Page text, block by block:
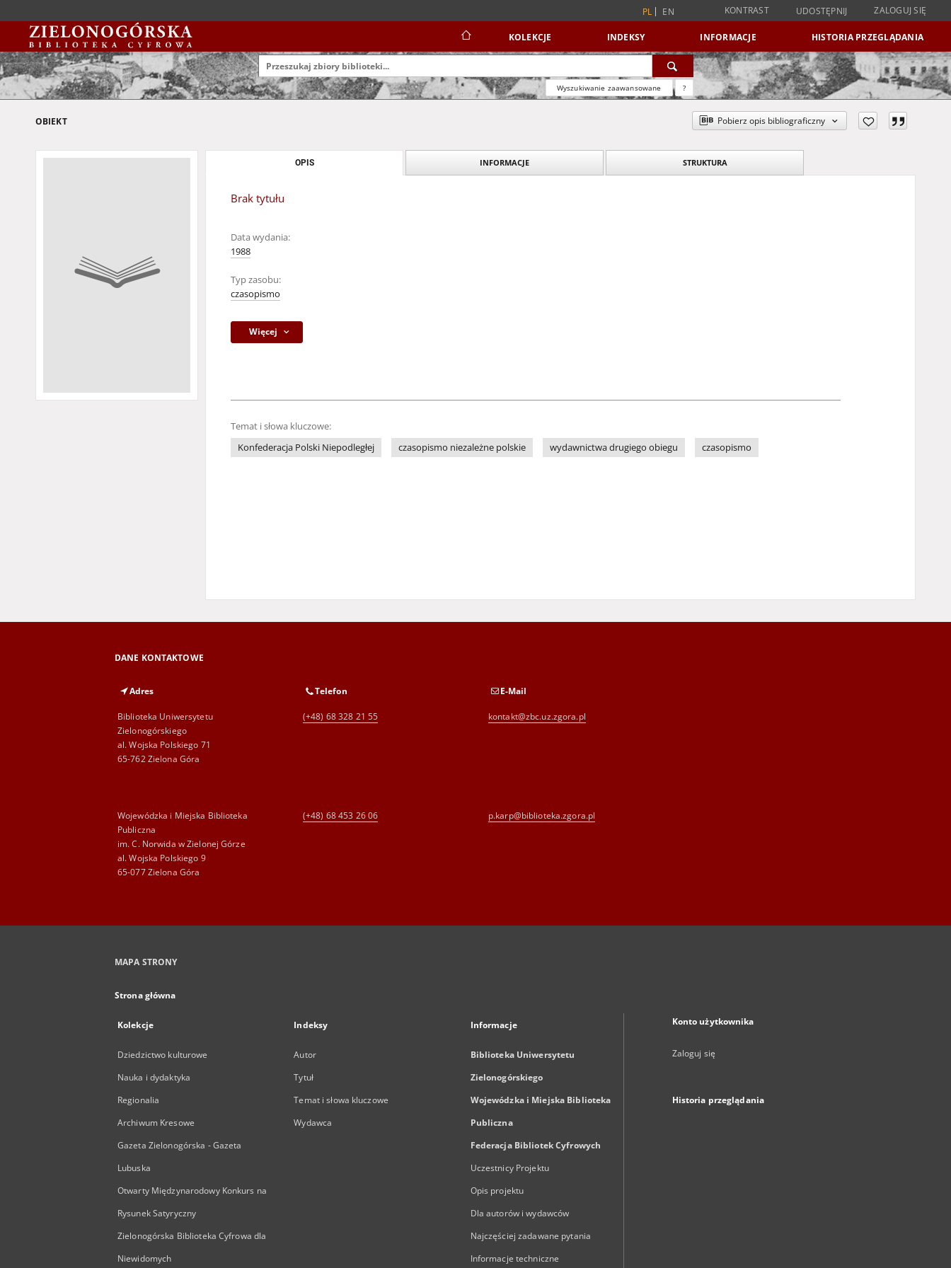
PL EN KONTRAST UDOSTĘPNIJ ZALOGUJ SIĘ
KOLEKCJE INDEKSY INFORMACJE HISTORIA PRZEGLĄDANIA
Wyszukiwanie zaawansowane ?
OBIEKT Pobierz opis bibliograficzny
OPIS INFORMACJE STRUKTURA
Brak tytułu
Data wydania:
1988
Typ zasobu:
czasopismo
Więcej
Temat i słowa kluczowe:
Konfederacja Polski Niepodległej
czasopismo niezależne polskie wydawnictwa drugiego obiegu czasopismo
DANE KONTAKTOWE
Adres
Biblioteka Uniwersytetu
Zielonogórskiego
al. Wojska Polskiego 71
65-762 Zielona Góra
Telefon
(+48) 68 328 21 55
E-Mail
kontakt@zbc.uz.zgora.pl
Wojewódzka i Miejska Biblioteka
Publiczna
im. C. Norwida w Zielonej Górze
al. Wojska Polskiego 9
65-077 Zielona Góra
(+48) 68 453 26 06 p.karp@biblioteka.zgora.pl
MAPA STRONY
Strona główna
Kolekcje
Dziedzictwo kulturowe
Nauka i dydaktyka
Regionalia
Archiwum Kresowe
Gazeta Zielonogórska - Gazeta
Lubuska
Otwarty Międzynarodowy Konkurs na
Rysunek Satyryczny
Zielonogórska Biblioteka Cyfrowa dla
Niewidomych
Indeksy
Autor
Tytuł
Temat i słowa kluczowe
Wydawca
Informacje
Biblioteka Uniwersytetu
Zielonogórskiego
Wojewódzka i Miejska Biblioteka
Publiczna
Federacja Bibliotek Cyfrowych
Uczestnicy Projektu
Opis projektu
Dla autorów i wydawców
Najczęściej zadawane pytania
Informacje techniczne
Konto użytkownika
Zaloguj się
Historia przeglądania